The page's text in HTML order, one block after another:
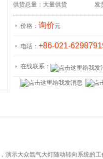
供货总量：大量供货 发
价格： 询价元
电话： +86-021-
在线联系：
示大众氙气大灯随动转向系统的工